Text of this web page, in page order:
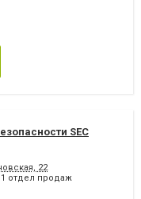
SEC
22
отдел продаж